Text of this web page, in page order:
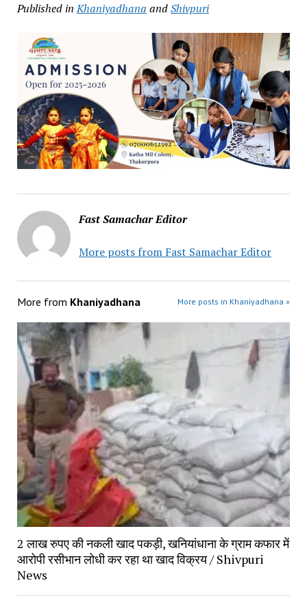
Published in Khaniyadhana andShivpuri
Fast Samachar Editor
More posts from Fast Samachar Editor
More from Khaniyadhana More posts in Khaniyadhana »
2 लाख रुपए की नकली खाद पकड़ी, खनियांधाना के ग्राम कफार में
आरोपी रसीभान लोधी कर रहा था खाद विक्रय / Shivpuri
News